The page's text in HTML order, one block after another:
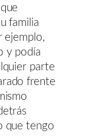
familia
ejemplo,
y podía
parte
frente
que tengo